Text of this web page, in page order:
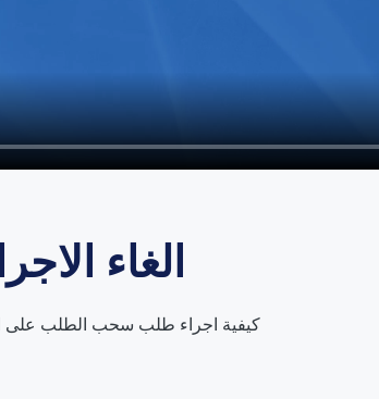
الغاء
كيفية اجراء طلب سحب الطلب على